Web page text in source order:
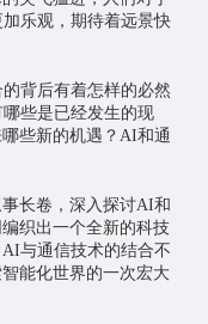
乐观，期待着远景快
背后有着怎样的必然
些是已经发生的现
些新的机遇？AI和通
长卷，深入探讨AI和
织出一个全新的科技
与通信技术的结合不
能化世界的一次宏大